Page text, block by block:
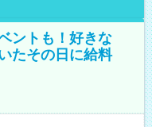
ントも！好きな
たその日に給料